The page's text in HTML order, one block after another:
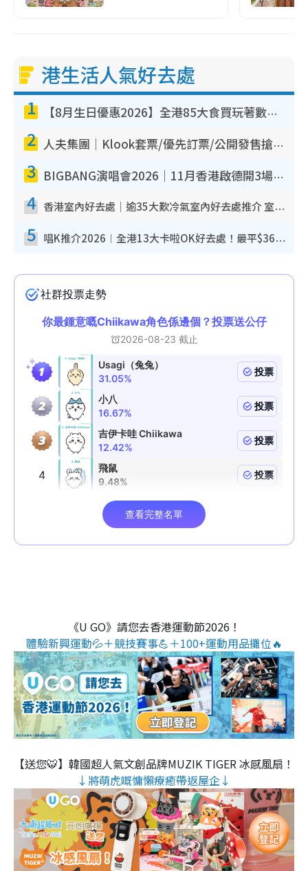
港生活人氣好去處
1 【8月生日優惠2026】全港85大食買玩著數攻略 自助餐/火鍋放題同行免費＋誠品/DONKI送現金券
2 人夫集團｜Klook套票/優先訂票/公開發售搶飛攻略！附票價.購票連結.場地座位表
3 BIGBANG演唱會2026｜11月香港啟德開3場！實名制VIP申請、優先購票攻略
4 香港室內好去處｜逾35大歎冷氣室內好去處推介 室內活動免費避雨無懼落雨
5 唱K推介2026︱全港13大卡啦OK好去處！最平$36起 日文K都有！(附地址+收費詳情)
《U GO》請您去香港運動節2026！
體驗新興運動💦＋競技賽事💪＋100+運動用品攤位🔥
【送您🐯】韓國超人氣文創品牌MUZIK TIGER 冰感風扇！
↓將萌虎嘅慵懶療癒帶返屋企↓